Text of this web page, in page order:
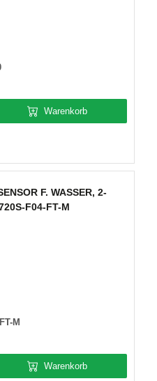
Warenkorb
F. WASSER, 2-
F04-FT-M
M
Warenkorb